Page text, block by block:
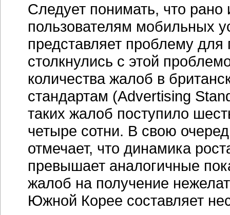
Следует понимать, что рано
пользователям мобильных
представляет проблему
столкнулись с этой
количества жалоб в
стандартам (Advertising
таких жалоб поступило
четыре сотни. В свою
отмечает, что динамика
превышает аналогичные
жалоб на получение
Южной Корее составляет